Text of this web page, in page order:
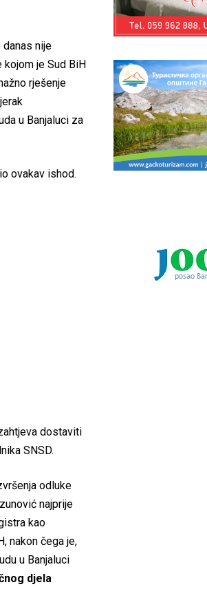
nije
je Sud BiH
rješenje
u Banjaluci za
ovakav ishod.
dostaviti
SNSD.
odluke
najprije
kao
nakon čega je,
u Banjaluci
djela